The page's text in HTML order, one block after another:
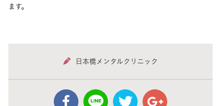
ます。
日本橋メンタルクリニック